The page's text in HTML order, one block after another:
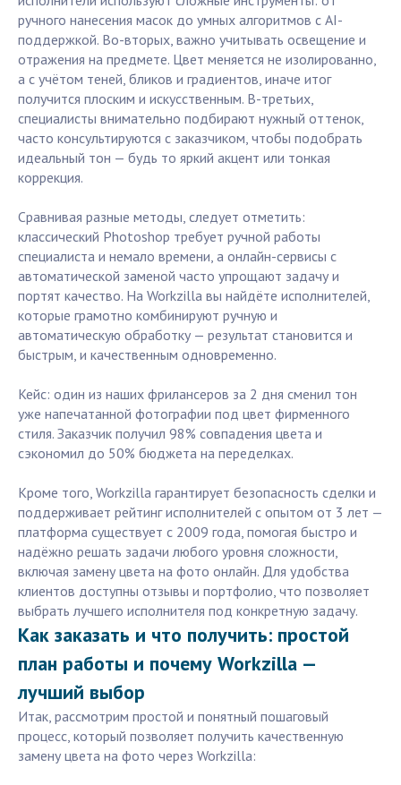
ручного нанесения масок до умных алгоритмов с AI-
поддержкой. Во-вторых, важно учитывать освещение и
отражения на предмете. Цвет меняется не изолированно,
а с учётом теней, бликов и градиентов, иначе итог
получится плоским и искусственным. В-третьих,
специалисты внимательно подбирают нужный оттенок,
часто консультируются с заказчиком, чтобы подобрать
идеальный тон — будь то яркий акцент или тонкая
коррекция.
Сравнивая разные методы, следует отметить:
классический Photoshop требует ручной работы
специалиста и немало времени, а онлайн-сервисы с
автоматической заменой часто упрощают задачу и
портят качество. На Workzilla вы найдёте исполнителей,
которые грамотно комбинируют ручную и
автоматическую обработку — результат становится и
быстрым, и качественным одновременно.
Кейс: один из наших фрилансеров за 2 дня сменил тон
уже напечатанной фотографии под цвет фирменного
стиля. Заказчик получил 98% совпадения цвета и
сэкономил до 50% бюджета на переделках.
Кроме того, Workzilla гарантирует безопасность сделки и
поддерживает рейтинг исполнителей с опытом от 3 лет —
платформа существует с 2009 года, помогая быстро и
надёжно решать задачи любого уровня сложности,
включая замену цвета на фото онлайн. Для удобства
клиентов доступны отзывы и портфолио, что позволяет
выбрать лучшего исполнителя под конкретную задачу.
Как заказать и что получить: простой
план работы и почему Workzilla —
лучший выбор
Итак, рассмотрим простой и понятный пошаговый
процесс, который позволяет получить качественную
замену цвета на фото через Workzilla: